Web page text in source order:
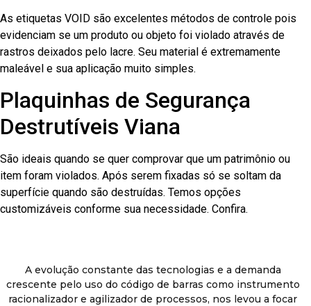
As etiquetas VOID são excelentes métodos de controle pois
evidenciam se um produto ou objeto foi violado através de
rastros deixados pelo lacre. Seu material é extremamente
maleável e sua aplicação muito simples.
Plaquinhas de Segurança
Destrutíveis Viana
São ideais quando se quer comprovar que um patrimônio ou
item foram violados. Após serem fixadas só se soltam da
superfície quando são destruídas. Temos opções
customizáveis conforme sua necessidade. Confira.
A evolução constante das tecnologias e a demanda
crescente pelo uso do código de barras como instrumento
racionalizador e agilizador de processos, nos levou a focar